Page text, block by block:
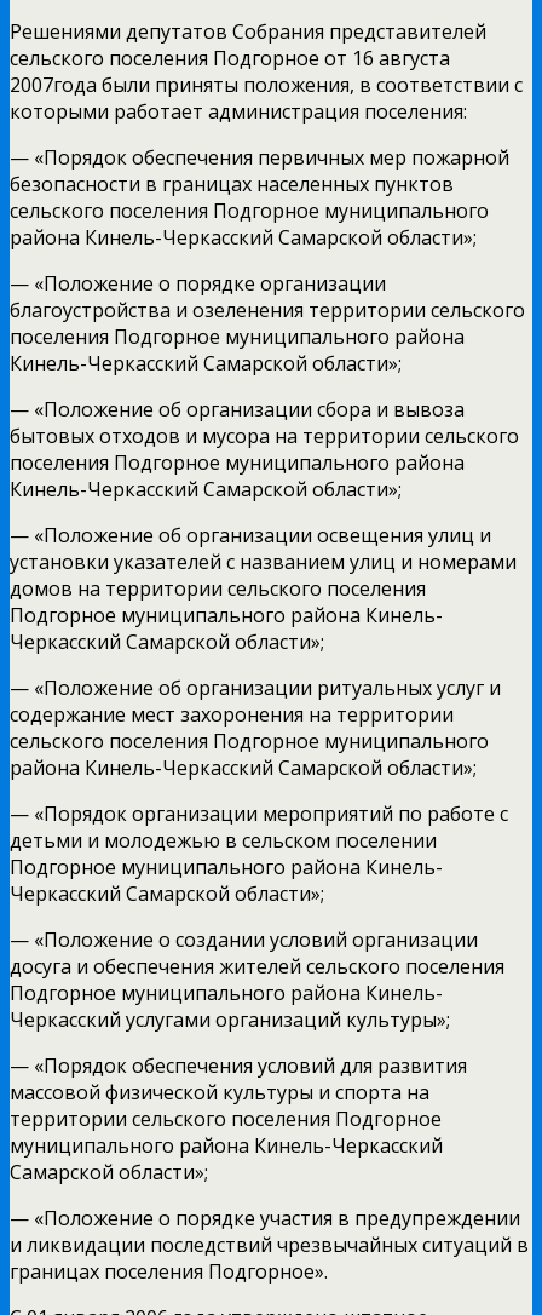
Решениями депутатов Собрания представителей
сельского поселения Подгорное от 16 августа
2007года были приняты положения, в соответствии с
которыми работает администрация поселения:
— «Порядок обеспечения первичных мер пожарной
безопасности в границах населенных пунктов
сельского поселения Подгорное муниципального
района Кинель-Черкасский Самарской области»;
— «Положение о порядке организации
благоустройства и озеленения территории сельского
поселения Подгорное муниципального района
Кинель-Черкасский Самарской области»;
— «Положение об организации сбора и вывоза
бытовых отходов и мусора на территории сельского
поселения Подгорное муниципального района
Кинель-Черкасский Самарской области»;
— «Положение об организации освещения улиц и
установки указателей с названием улиц и номерами
домов на территории сельского поселения
Подгорное муниципального района Кинель-
Черкасский Самарской области»;
— «Положение об организации ритуальных услуг и
содержание мест захоронения на территории
сельского поселения Подгорное муниципального
района Кинель-Черкасский Самарской области»;
— «Порядок организации мероприятий по работе с
детьми и молодежью в сельском поселении
Подгорное муниципального района Кинель-
Черкасский Самарской области»;
— «Положение о создании условий организации
досуга и обеспечения жителей сельского поселения
Подгорное муниципального района Кинель-
Черкасский услугами организаций культуры»;
— «Порядок обеспечения условий для развития
массовой физической культуры и спорта на
территории сельского поселения Подгорное
муниципального района Кинель-Черкасский
Самарской области»;
— «Положение о порядке участия в предупреждении
и ликвидации последствий чрезвычайных ситуаций в
границах поселения Подгорное».